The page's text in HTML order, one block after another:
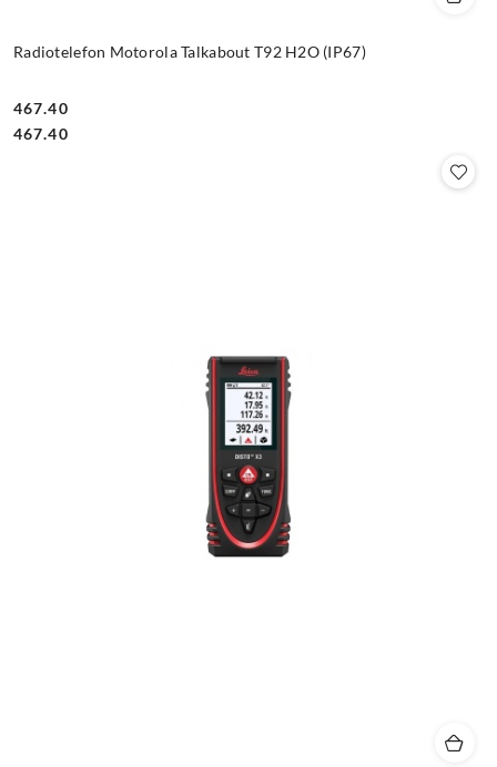
Radiotelefon Motorola Talkabout T92 H2O (IP67)
Cena:
467.40
Cena:
467.40